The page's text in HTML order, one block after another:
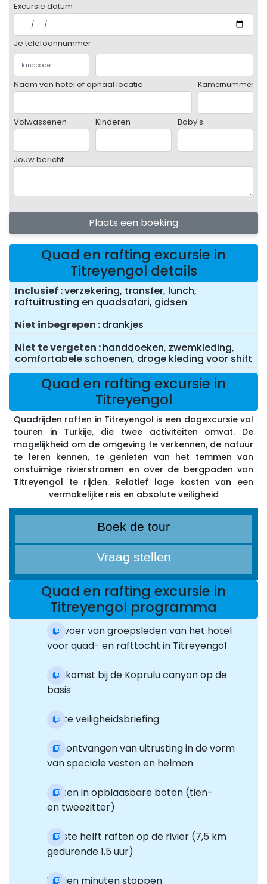
Excursie datum
Je telefoonnummer
Naam van hotel of ophaal locatie Kamernummer
Volwassenen Kinderen Baby's
Jouw bericht
Plaats een boeking
Quad en rafting excursie in
Titreyengol details
Inclusief verzekering, transfer, lunch,
raftuitrusting en quadsafari, gidsen
Niet inbegrepen drankjes
Niet te vergeten handdoeken, zwemkleding,
comfortabele schoenen, droge kleding voor shift
Quad en rafting excursie in
Titreyengol
Quadrijden raften in Titreyengol is een dagexcursie vol
touren in Turkije, die twee activiteiten omvat. De
mogelijkheid om de omgeving te verkennen, de natuur
te leren kennen, te genieten van het temmen van
onstuimige rivierstromen en over de bergpaden van
Titreyengol te rijden. Relatief lage kosten van een
vermakelijke reis en absolute veiligheid
Boek de tour
Vraag stellen
Quad en rafting excursie in
Titreyengol programma
Vervoer van groepsleden van het hotel
voor quad- en rafttocht in Titreyengol
Aankomst bij de Koprulu canyon op de
basis
Korte veiligheidsbriefing
Het ontvangen van uitrusting in de vorm
van speciale vesten en helmen
Raften in opblaasbare boten (tien-
en tweezitter)
Eerste helft raften op de rivier (7,5 km
gedurende 1,5 uur)
Vijftien minuten stoppen